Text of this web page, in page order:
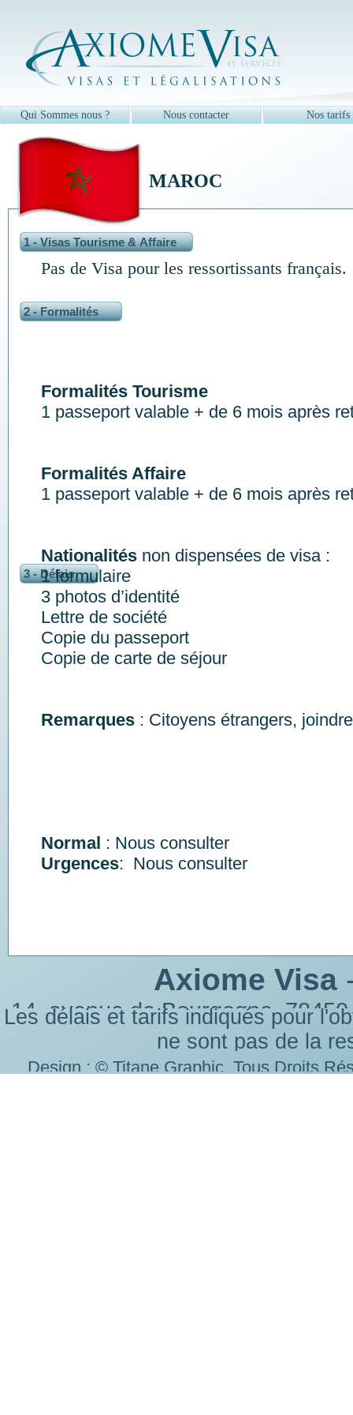
Nous contacter Nos tarifs
3 - Délais
1 - Visas Tourisme & Affaire
2 - Formalités
Qui Sommes nous ?
MAROC
Design : © Titane Graphic. Tous Droits
Les délais et tarifs indiqués pour
ne sont pas de la
Les urgences sont accordées par
Axiome Visa
14, avenue de Bourgogne,
Fax
Pas de Visa pour les ressortissants français.
Formalités Tourisme
1 passeport valable + de 6 mois après
Formalités Affaire
1 passeport valable + de 6 mois après
Nationalités non dispensées de visa :
1 formulaire
3 photos d’identité
Lettre de société
Copie du passeport
Copie de carte de séjour
Remarques : Citoyens étrangers,
Normal : Nous consulter
Urgences: Nous consulter